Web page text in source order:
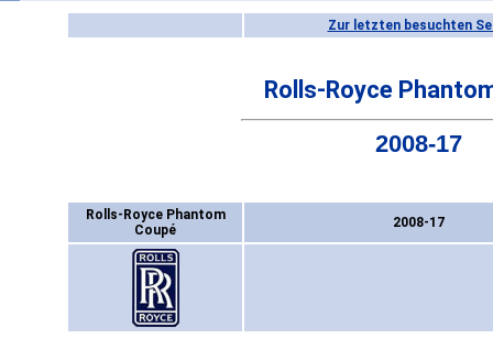
Zur letzten besuchten
Rolls-Royce
2008-17
Rolls-Royce Phantom
Coupé
2008-17